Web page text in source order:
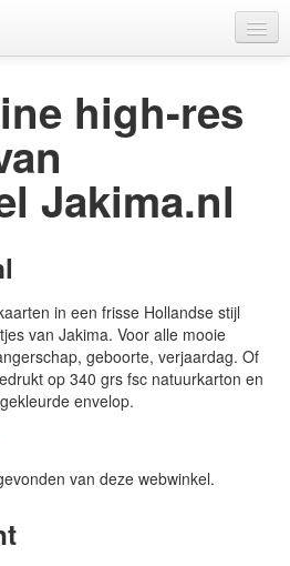
high-res
Jakima.nl
in een frisse Hollandse stijl
van Jakima. Voor alle mooie
geboorte, verjaardag. Of
op 340 grs fsc natuurkarton en
envelop.
van deze webwinkel.